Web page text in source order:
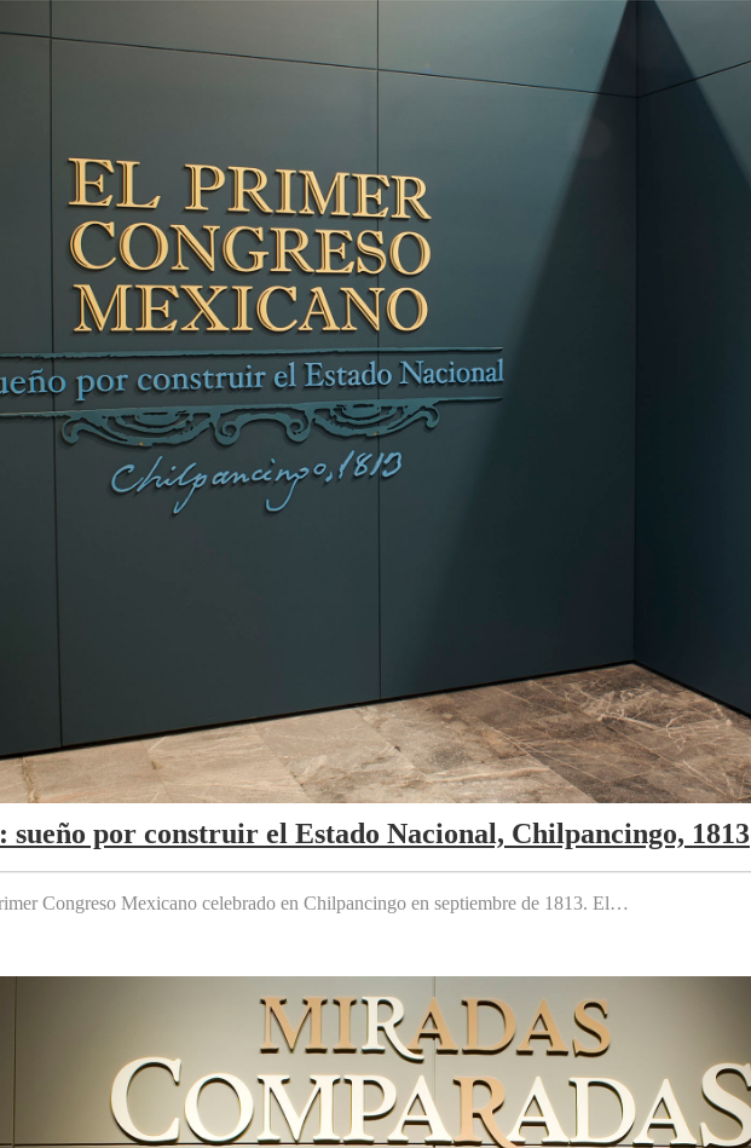
por construir el Estado Nacional, Chilpancingo, 1813
Congreso Mexicano celebrado en Chilpancingo en septiembre de 1813. El…